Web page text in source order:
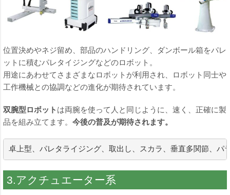
位置決めやネジ留め、部品のハンドリング、ダンボール箱をパレ
ットに積むパレタイジングなどのロボット。
用途にあわせてさまざまなロボットが利用され、ロボット同士や
工作機械との協調などの進化が期待されています。
双腕型ロボット は両腕を使って人と同じように、速く、正確に製
品を組み立てます。 今後の普及が期待されます。
卓上型、パレタライジング、取出し、スカラ、垂直多関節、パ
3.アクチュエーター系